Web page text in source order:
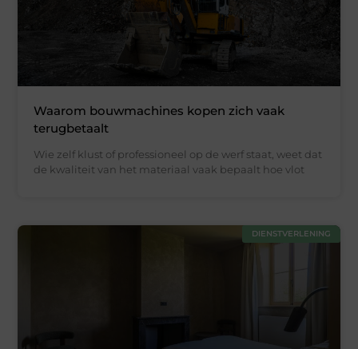
Waarom bouwmachines kopen zich vaak
terugbetaalt
Wie zelf klust of professioneel op de werf staat, weet dat
de kwaliteit van het materiaal vaak bepaalt hoe vlot
DIENSTVERLENING